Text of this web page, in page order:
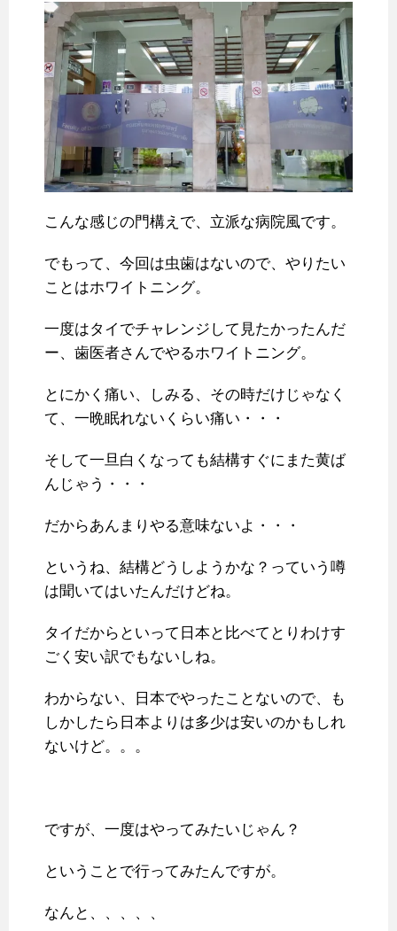
こんな感じの門構えで、立派な病院風です。
でもって、今回は虫歯はないので、やりたい
ことはホワイトニング。
一度はタイでチャレンジして見たかったんだ
ー、歯医者さんでやるホワイトニング。
とにかく痛い、しみる、その時だけじゃなく
て、一晩眠れないくらい痛い・・・
そして一旦白くなっても結構すぐにまた黄ば
んじゃう・・・
だからあんまりやる意味ないよ・・・
というね、結構どうしようかな？っていう噂
は聞いてはいたんだけどね。
タイだからといって日本と比べてとりわけす
ごく安い訳でもないしね。
わからない、日本でやったことないので、も
しかしたら日本よりは多少は安いのかもしれ
ないけど。。。
ですが、一度はやってみたいじゃん？
ということで行ってみたんですが。
なんと、、、、、